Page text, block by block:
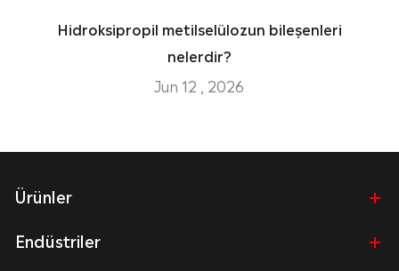
Hidroksipropil metilselülozun bileşenleri
nelerdir?
Jun 12 , 2026
Ürünler
Endüstriler